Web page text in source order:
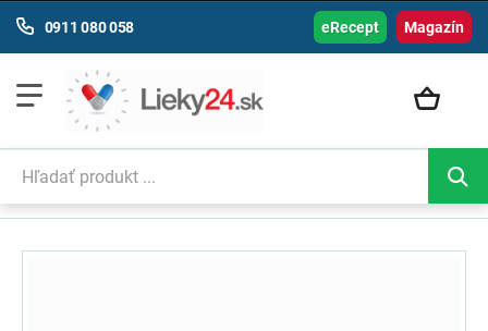
Magazín
0911 080 058 eRecept